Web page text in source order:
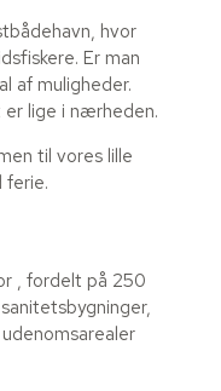
hvor
Er man
af muligheder.
er lige i nærheden.
til vores lille
ferie.
, fordelt på 250